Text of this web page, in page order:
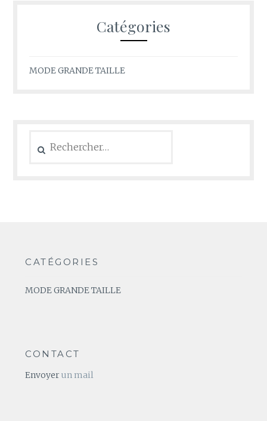
Catégories
MODE GRANDE TAILLE
CATÉGORIES
MODE GRANDE TAILLE
CONTACT
Envoyerun mail